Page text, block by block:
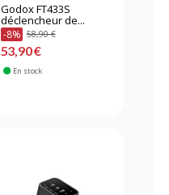
Godox FT433S
déclencheur de...
-8% 58,90 €
53,90 €
En stock